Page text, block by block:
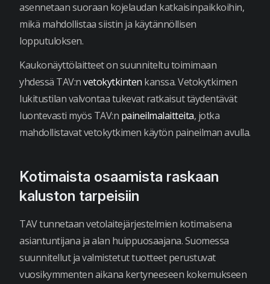
asennetaan suoraan kojelaudan katkaisinpaikkoihin,
mikä mahdollistaa siistin ja käytännöllisen
lopputuloksen.
Kaukonäyttölaitteet on suunniteltu toimimaan
yhdessä TAV:nvetokytkinten kanssa. Vetokytkimen
lukitustilan valvontaa tukevat ratkaisut täydentävät
luontevasti myös TAV:n paineilmalaitteita, jotka
mahdollistavat vetokytkimen käytön paineilman avulla.
Kotimaista osaamista raskaan
kaluston tarpeisiin
TAV tunnetaan vetolaitejärjestelmien kotimaisena
asiantuntijana ja alan huippuosaajana. Suomessa
suunnitellut ja valmistetut tuotteet perustuvat
vuosikymmenten aikana kertyneeseen kokemukseen